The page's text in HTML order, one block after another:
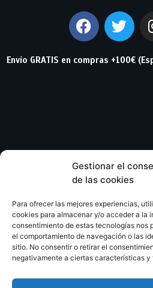
Gestionar el
de las cookies
Para ofrecer las mejores experiencias,
cookies para almacenar y/o acceder a la
consentimiento de estas tecnologías nos
el comportamiento de navegación o las
sitio. No consentir o retirar el
negativamente a ciertas características y
Envío GRATIS en compras +100€
C. Ríos Rosas, 40
+34 600
+34 600